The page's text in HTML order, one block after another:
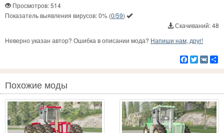
Просмотров: 514
Показатель выявления вирусов:0% (0/59)
Скачиваний: 48
Неверно указан автор? Ошибка в описании мода? Напиши нам, друг!
Facebook
Twitter
VK
Похожие моды